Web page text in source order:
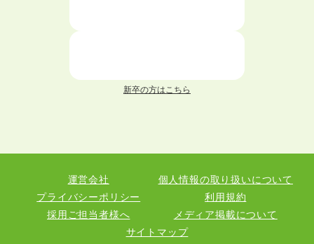
仕事が続かない人の特徴と対処法を解説！
面接 記事一覧
職務経歴書 記事一覧
退職 記事一覧
新卒の方はこちら
運営会社
個人情報の取り扱いについて
プライバシーポリシー
利用規約
採用ご担当者様へ
メディア掲載について
サイトマップ